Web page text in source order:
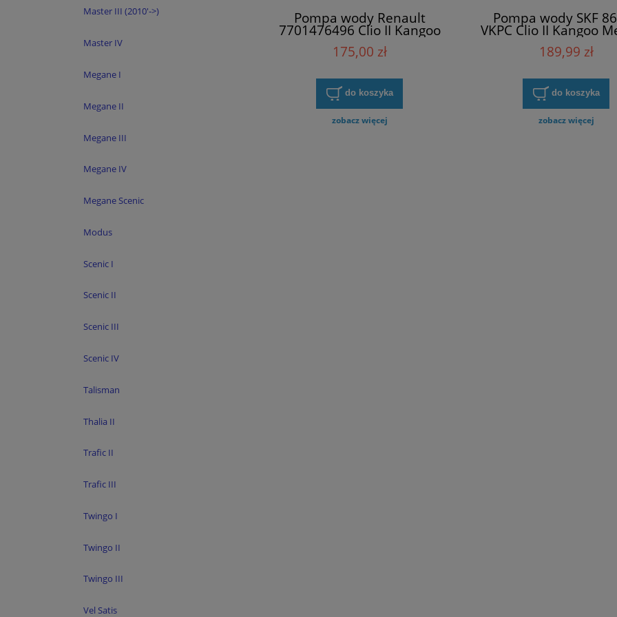
Master III (2010'->)
Master IV
Megane I
Megane II
Megane III
Megane IV
Megane Scenic
Modus
Scenic I
Scenic II
Scenic III
Scenic IV
Talisman
Thalia II
Trafic II
Trafic III
Twingo I
Twingo II
Twingo III
Vel Satis
Pompa wody Renault
7701476496 Clio II Kangoo
Megane II Scenic II Thalia II
175,00 zł
do koszyka
zobacz więcej
Pompa wody SKF
VKPC Clio II Kangoo
II Scenic II Thalia
189,99 zł
do koszyka
zobacz więcej